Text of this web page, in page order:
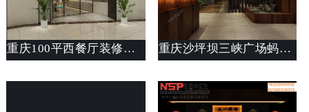
重庆100平西餐厅装修设计案例_餐厅设计思路说明_斯戴特公装公司 重庆沙坪坝三峡广场蚂蚁串“骚”装修设计案例欣赏